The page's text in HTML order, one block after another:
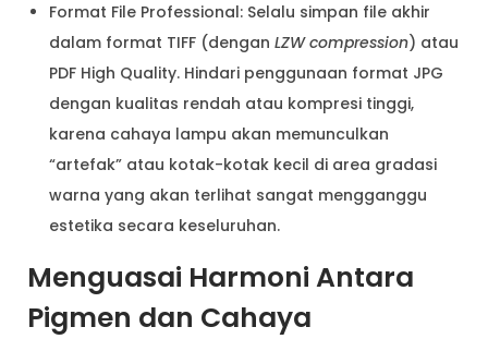
Format File Professional: Selalu simpan file akhir
dalam format TIFF (dengan LZW compression) atau
PDF High Quality. Hindari penggunaan format JPG
dengan kualitas rendah atau kompresi tinggi,
karena cahaya lampu akan memunculkan
“artefak” atau kotak-kotak kecil di area gradasi
warna yang akan terlihat sangat mengganggu
estetika secara keseluruhan.
Menguasai Harmoni Antara
Pigmen dan Cahaya